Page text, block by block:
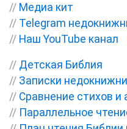
// Медиа кит
// Telegram
// Наш YouTube канал
// Детская Библия
// Записки
// Сравнение стихов и
// Параллельное